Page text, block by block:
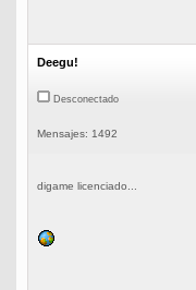
Deegu!
Desconectado
Mensajes: 1492
digame licenciado...